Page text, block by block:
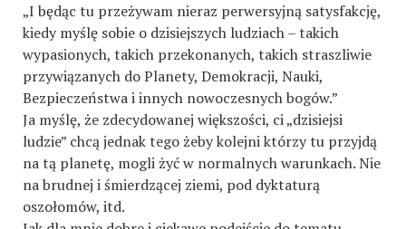
„I będąc tu przeżywam nieraz perwersyjną satysfakcję,
kiedy myślę sobie o dzisiejszych ludziach – takich
wypasionych, takich przekonanych, takich straszliwie
przywiązanych do Planety, Demokracji, Nauki,
Bezpieczeństwa i innych nowoczesnych bogów.”
Ja myślę, że zdecydowanej większości, ci „dzisiejsi
ludzie” chcą jednak tego żeby kolejni którzy tu przyjdą
na tą planetę, mogli żyć w normalnych warunkach. Nie
na brudnej i śmierdzącej ziemi, pod dyktaturą
oszołomów, itd.